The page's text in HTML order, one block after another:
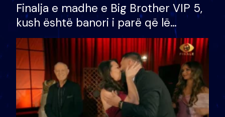
Finalja e madhe e Big Brother VIP 5,
kush është banori i parë që lë
shtëpinë dhe humb mundësinë për
të fituar çmimin e madh